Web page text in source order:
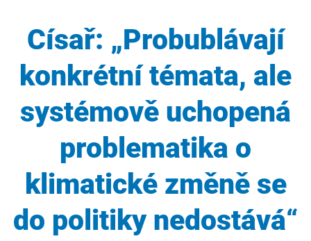
Císař: „Probublávají
konkrétní témata, ale
systémově uchopená
problematika o
klimatické změně se
do politiky nedostává“